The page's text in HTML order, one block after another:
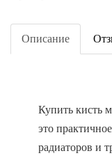
Описание
Купить кисть
это
радиаторов и